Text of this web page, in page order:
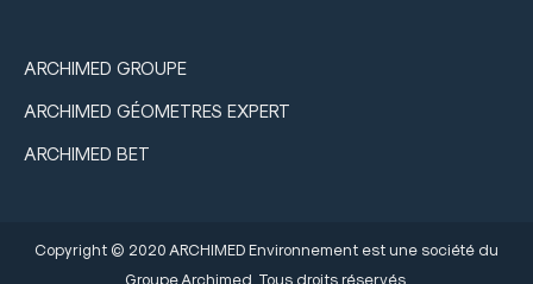
ARCHIMED GROUPE
ARCHIMED GÉOMETRES EXPERT
ARCHIMED BET
Copyright © 2020 ARCHIMED Environnement est une société du
Groupe Archimed. Tous droits réservés.